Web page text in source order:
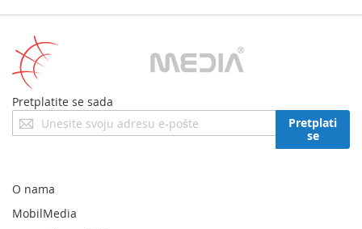
Pretplatite se sada
Prijavite
se
newsletter:
Pretplati
se
O nama
MobilMedia